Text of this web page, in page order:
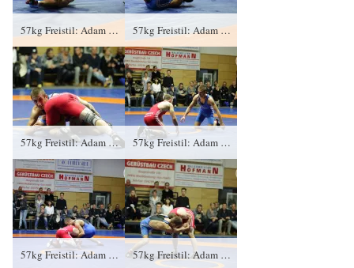
57kg Freistil: Adam Bienkowski, KFC Leipzig gegen Vladimir Condreanu (blaues Trikot), RSV Rotation Greiz 0:2/PS/6:12/06:00 57kg Freistil: Adam Bienkowski, KFC Leipzig gegen Vladimir Condreanu (blaues Trikot), RSV Rotation Greiz 0:2/PS/6:12/06:00
57kg Freistil: Adam Bienkowski, KFC Leipzig gegen Vladimir Condreanu (blaues Trikot), RSV Rotation Greiz 0:2/PS/6:12/06:00 57kg Freistil: Adam Bienkowski, KFC Leipzig gegen Vladimir Condreanu (blaues Trikot), RSV Rotation Greiz 0:2/PS/6:12/06:00
57kg Freistil: Adam Bienkowski, KFC Leipzig gegen Vladimir Condreanu (blaues Trikot), RSV Rotation Greiz 0:2/PS/6:12/06:00 57kg Freistil: Adam Bienkowski, KFC Leipzig gegen Vladimir Condreanu (blaues Trikot), RSV Rotation Greiz 0:2/PS/6:12/06:00